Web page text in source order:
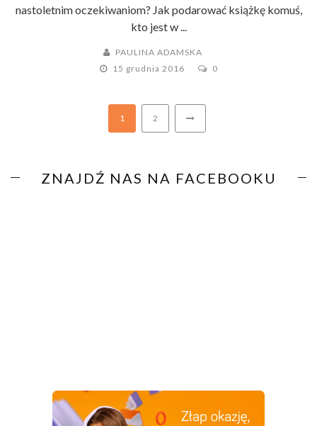
nastoletnim oczekiwaniom? Jak podarować książkę komuś,
kto jest w ...
PAULINA ADAMSKA
15 grudnia 2016
0
1 2
ZNAJDŹ NAS NA FACEBOOKU